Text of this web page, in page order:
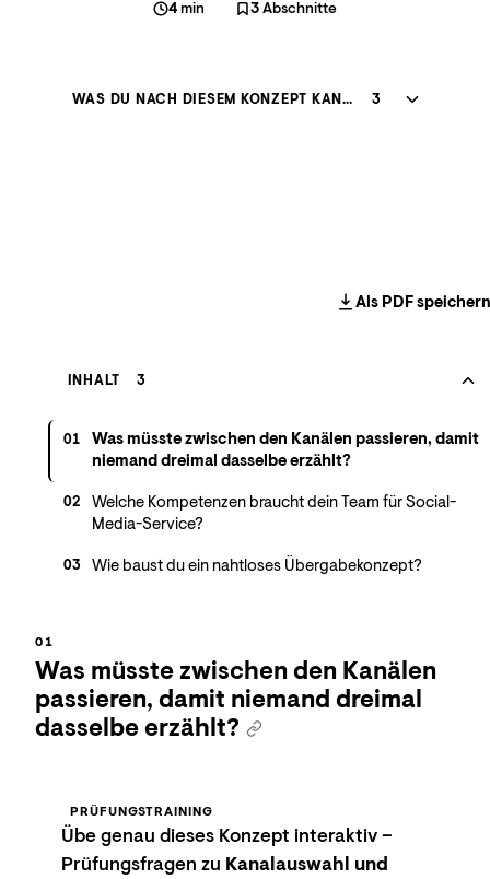
4min 3Abschnitte
WAS DU NACH DIESEM KONZEPT KANNST 3
Als PDF speichern
INHALT 3
01
Was müsste zwischen den Kanälen passieren, damit
niemand dreimal dasselbe erzählt?
02
Welche Kompetenzen braucht dein Team für Social-
Media-Service?
03 Wie baust du ein nahtloses Übergabekonzept?
Was müsste zwischen den Kanälen
passieren, damit niemand dreimal
dasselbe erzählt?
PRÜFUNGSTRAINING
Übe genau dieses Konzept interaktiv –
Prüfungsfragen zu Kanalauswahl und